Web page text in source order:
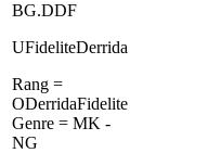
BG.DDF
UFideliteDerrida
Rang =
ODerridaFidelite
Genre = MK -
NG